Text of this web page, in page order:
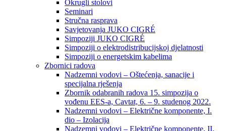
Okrugli stolovi
Seminari​
Stručna rasprava​
Savjetovanja JUKO CIGRÉ
Simpoziji JUKO CIGRÉ
Simpoziji o elektrodistribucijskoj djelatnosti
Simpoziji o energetskim kabelima
Zbornici radova
Nadzemni vodovi – Oštećenja, sanacije i
specijalna rješenja
Zbornik odabranih radova 15. simpozija o
vođenu EES-a, Cavtat, 6. – 9. studenog 2022.
Nadzemni vodovi – Električne komponente, I.
dio – Izolacija
Nadzemni vodovi – Električne komponente, II.